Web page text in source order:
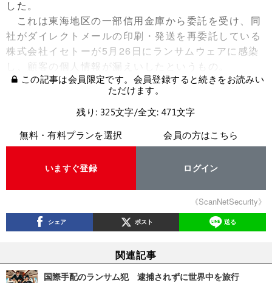
した。
これは東海地区の一部信用金庫から委託を受け、同
社がダイレクトメールの印刷・発送を再委託している
株式会社イセトーが5月26日にランサムウェアに感染
し、顧客の個人情報が漏えいしたというもの。
この記事は会員限定です。会員登録すると続きをお読みい
ただけます。
残り: 325文字/全文: 471文字
無料・有料プランを選択
いますぐ登録
会員の方はこちら
ログイン
《ScanNetSecurity》
シェア ポスト 送る
関連記事
国際手配のランサム犯 逮捕されずに世界中を旅行